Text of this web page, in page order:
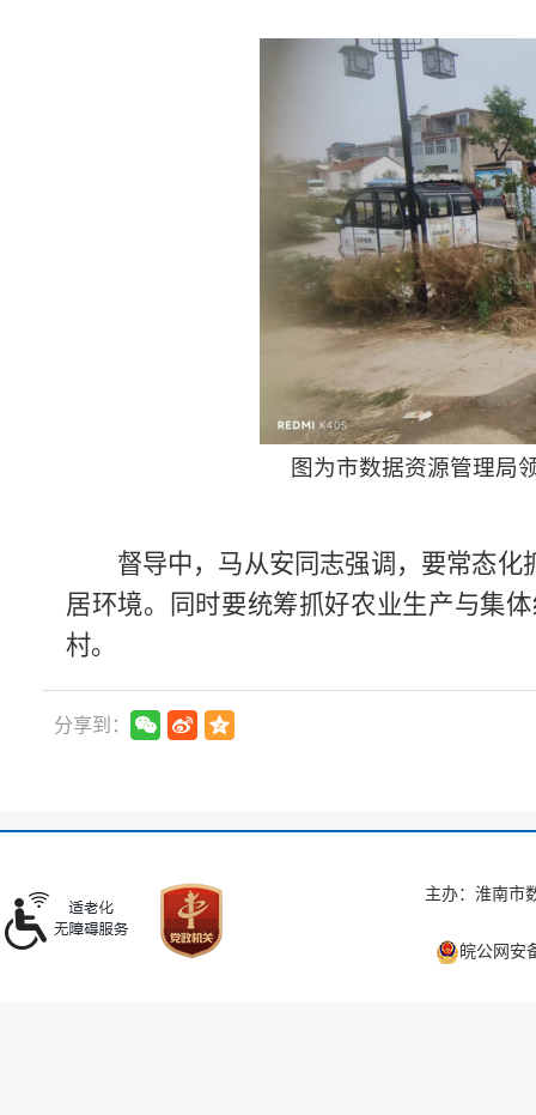
图为市数据资源管理局
督导中，马从安同志强调，要常态
居环境。同时要统筹抓好农业生产与集
村。
分享到：
主办：淮南市
皖公网安